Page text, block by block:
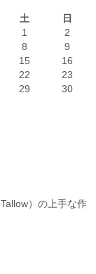
土
日
1
2
8
9
15
16
22
23
29
30
）の上手な作